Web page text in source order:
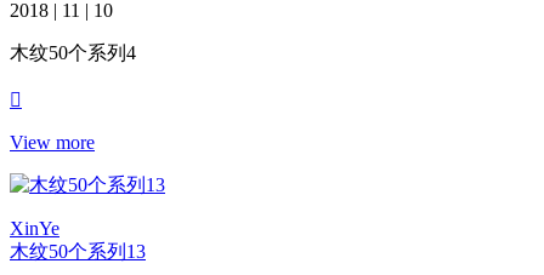
2018 | 11 | 10
木纹50个系列4
View more
XinYe
木纹50个系列13